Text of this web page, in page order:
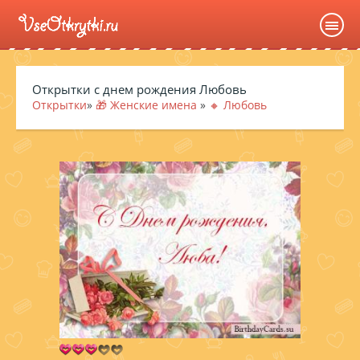
Открытки с днем рождения Любовь
Открытки» 🎁 Женские имена » 🔸 Любовь